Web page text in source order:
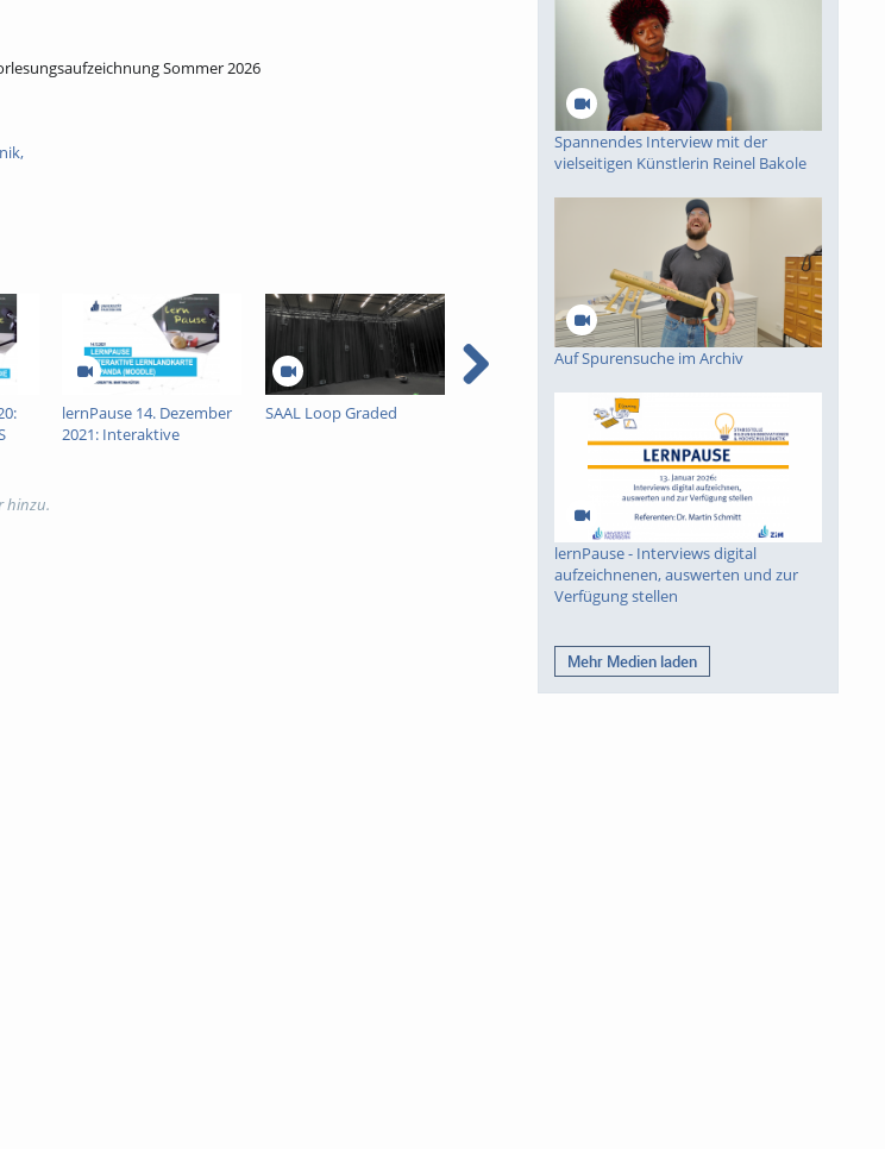
Sommer 2026
lernPause 14. Dezember
2021: Interaktive
SAAL Loop Graded
Spannendes Interview
mit der vielseitigen
Künstlerin Reinel Bakole
hinzu.
Spannendes Interview mit der
vielseitigen Künstlerin Reinel Bakole
Auf Spurensuche im Archiv
lernPause - Interviews digital
aufzeichnenen, auswerten und zur
Verfügung stellen
Mehr Medien laden